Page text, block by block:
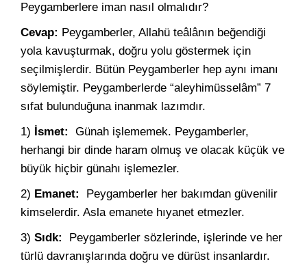
Peygamberlere iman nasıl olmalıdır?
Cevap: Peygamberler, Allahü teâlânın beğendiği
yola kavuşturmak, doğru yolu göstermek için
seçilmişlerdir. Bütün Peygamberler hep aynı imanı
söylemiştir. Peygamberlerde “aleyhimüsselâm” 7
sıfat bulunduğuna inanmak lazımdır.
1) İsmet: Günah işlememek. Peygamberler,
herhangi bir dinde haram olmuş ve olacak küçük ve
büyük hiçbir günahı işlemezler.
2) Emanet: Peygamberler her bakımdan güvenilir
kimselerdir. Asla emanete hıyanet etmezler.
3) Sıdk: Peygamberler sözlerinde, işlerinde ve her
türlü davranışlarında doğru ve dürüst insanlardır.